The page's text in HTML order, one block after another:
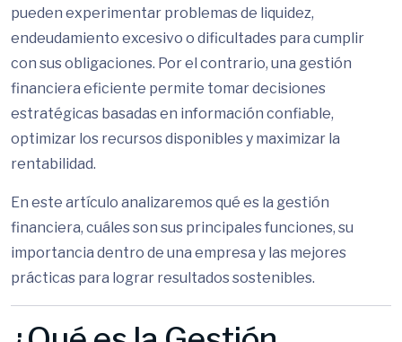
pueden experimentar problemas de liquidez,
endeudamiento excesivo o dificultades para cumplir
con sus obligaciones. Por el contrario, una gestión
financiera eficiente permite tomar decisiones
estratégicas basadas en información confiable,
optimizar los recursos disponibles y maximizar la
rentabilidad.
En este artículo analizaremos qué es la gestión
financiera, cuáles son sus principales funciones, su
importancia dentro de una empresa y las mejores
prácticas para lograr resultados sostenibles.